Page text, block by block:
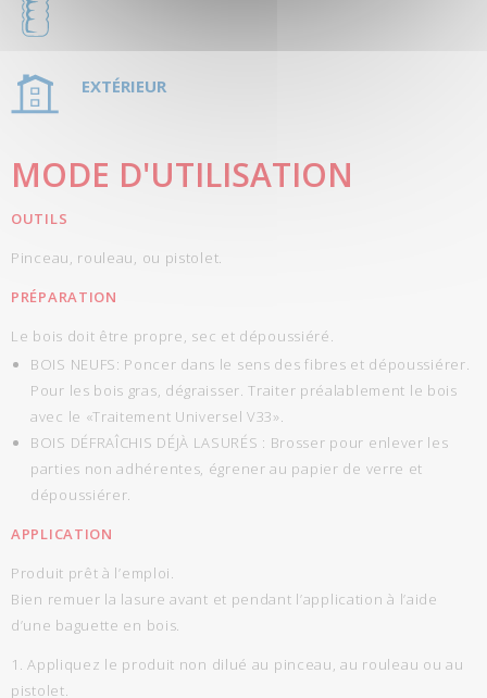
EXTÉRIEUR
MODE D'UTILISATION
OUTILS
Pinceau, rouleau, ou pistolet.
PRÉPARATION
Le bois doit être propre, sec et dépoussiéré.
BOIS NEUFS: Poncer dans le sens des fibres et dépoussiérer.
Pour les bois gras, dégraisser. Traiter préalablement le bois
avec le «Traitement Universel V33».
BOIS DÉFRAÎCHIS DÉJÀ LASURÉS : Brosser pour enlever les
parties non adhérentes, égrener au papier de verre et
dépoussiérer.
APPLICATION
Produit prêt à l’emploi.
Bien remuer la lasure avant et pendant l’application à l’aide
d’une baguette en bois.
1. Appliquez le produit non dilué au pinceau, au rouleau ou au
pistolet.